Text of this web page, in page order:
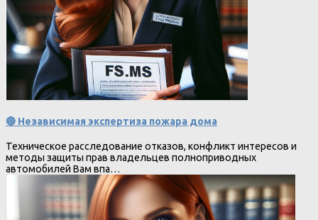
🔴 Независимая экспертиза пожара дома
Техническое расследование отказов, конфликт интересов и
методы защиты прав владельцев полноприводных
автомобилей Вам впа…